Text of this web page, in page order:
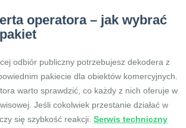
operatora – jak wybrać
odbiór publiczny potrzebujesz dekodera z
pakiecie dla obiektów komercyjnych.
warto sprawdzić, co każdy z nich oferuje w
Jeśli cokolwiek przestanie działać w
się szybkość reakcji. Serwis techniczny